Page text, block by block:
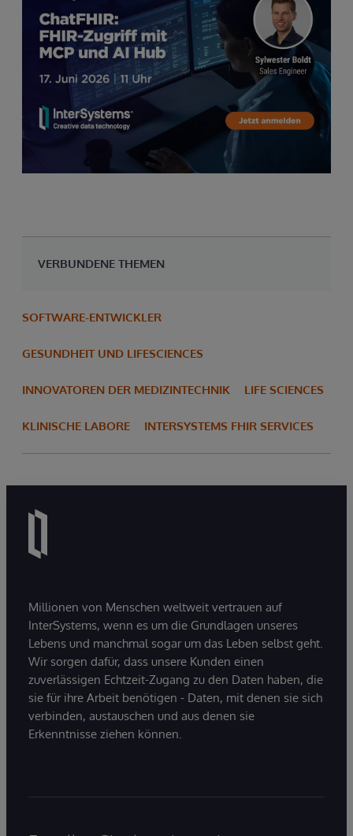
VERBUNDENE THEMEN
SOFTWARE-ENTWICKLER
GESUNDHEIT UND LIFESCIENCES
INNOVATOREN DER MEDIZINTECHNIK LIFE SCIENCES
KLINISCHE LABORE INTERSYSTEMS FHIR SERVICES
Millionen von Menschen weltweit vertrauen auf
InterSystems, wenn es um die Grundlagen unseres
Lebens und manchmal sogar um das Leben selbst geht.
Wir sorgen dafür, dass unsere Kunden einen
zuverlässigen Echtzeit-Zugang zu den Daten haben, die
sie für ihre Arbeit benötigen - Daten, mit denen sie sich
verbinden, austauschen und aus denen sie
Erkenntnisse ziehen können.